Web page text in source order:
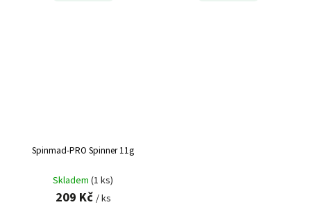
Spinmad-PRO Spinner 11g
Skladem (1 ks)
209 Kč / ks